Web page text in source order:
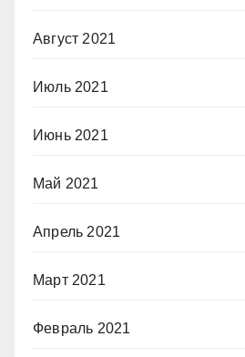
Август 2021
Июль 2021
Июнь 2021
Май 2021
Апрель 2021
Март 2021
Февраль 2021